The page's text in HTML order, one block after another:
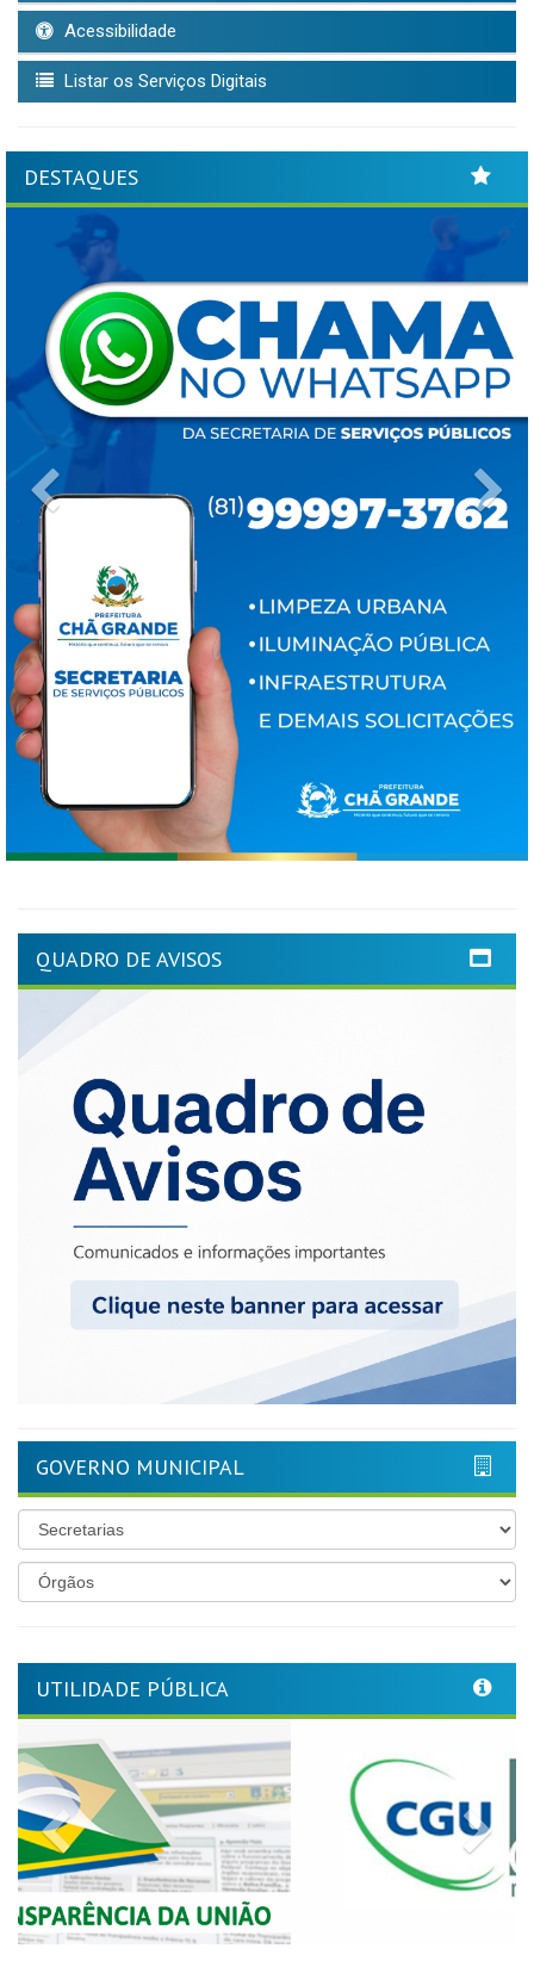
Acessibilidade
Listar os Serviços Digitais
DESTAQUES
QUADRO DE AVISOS
GOVERNO MUNICIPAL
UTILIDADE PÚBLICA
Previous